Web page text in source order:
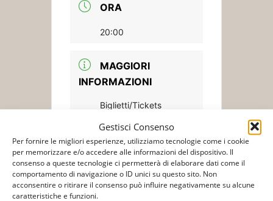
Gestisci Consenso
Per fornire le migliori esperienze, utilizziamo tecnologie come i cookie
per memorizzare e/o accedere alle informazioni del dispositivo. Il
consenso a queste tecnologie ci permetterà di elaborare dati come il
comportamento di navigazione o ID unici su questo sito. Non
acconsentire o ritirare il consenso può influire negativamente su alcune
caratteristiche e funzioni.
ORA
20:00
MAGGIORI
INFORMAZIONI
Biglietti/Tickets
LUOGO
ANTIGUA -
GUATEMALA
Tenedor del Cerro